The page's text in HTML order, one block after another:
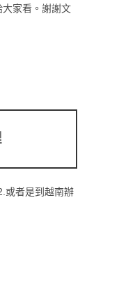
家看。謝謝文
或者是到越南辦